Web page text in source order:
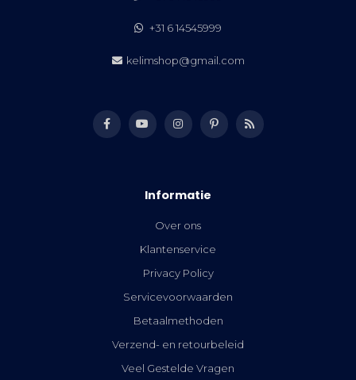
+31 6 14545999
kelimshop@gmail.com
Informatie
Over ons
Klantenservice
Privacy Policy
Servicevoorwaarden
Betaalmethoden
Verzend- en retourbeleid
Veel Gestelde Vragen